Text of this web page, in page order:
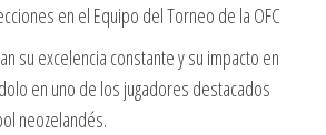
en el Equipo del Torneo de la OFC
su excelencia constante y su impacto en
en uno de los jugadores destacados
neozelandés.